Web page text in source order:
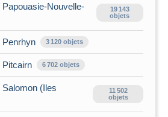
Nouvelle-
19 143
objets
Penrhyn 3 120 objets
Pitcairn 6 702 objets
(Iles
11 502
objets